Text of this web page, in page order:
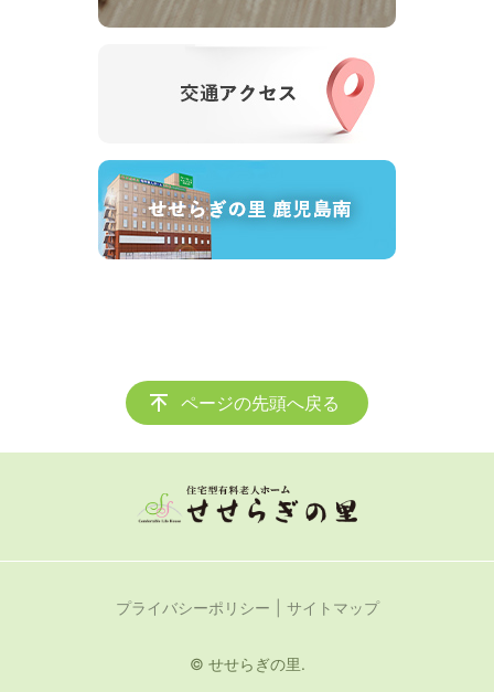
ページの先頭へ戻る
プライバシーポリシー サイトマップ
© せせらぎの里.